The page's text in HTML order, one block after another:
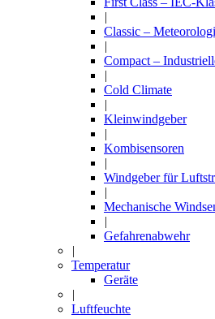
|
Classic –
|
Compact –
|
Cold Climate
|
Kleinwindgeber
|
Kombisensoren
|
Windgeber für
|
Mechanische
|
Gefahrenabwehr
|
Temperatur
Geräte
|
Luftfeuchte